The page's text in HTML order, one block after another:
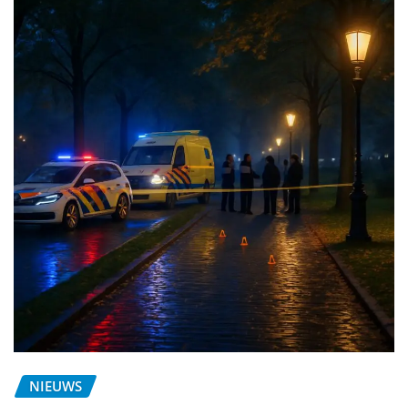
NIEUWS